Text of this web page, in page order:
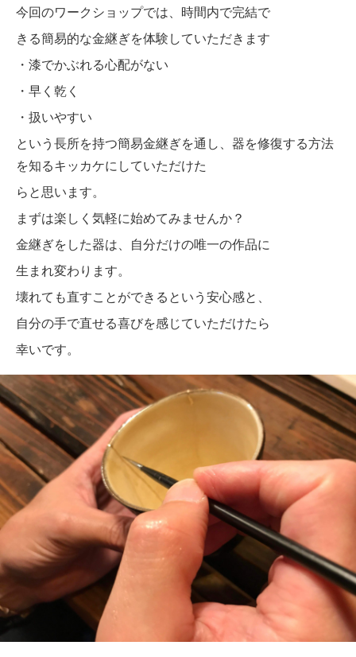
今回のワークショップでは、時間内で完結で
きる簡易的な金継ぎを体験していただきます
・漆でかぶれる心配がない
・早く乾く
・扱いやすい
という長所を持つ簡易金継ぎを通し、器を修復する方法
を知るキッカケにしていただけた
らと思います。
まずは楽しく気軽に始めてみませんか？
金継ぎをした器は、自分だけの唯一の作品に
生まれ変わります。
壊れても直すことができるという安心感と、
自分の手で直せる喜びを感じていただけたら
幸いです。